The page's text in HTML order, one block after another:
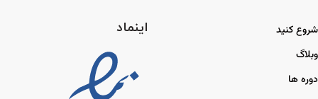
شروع کنید
وبلاگ
دوره ها
اینماد